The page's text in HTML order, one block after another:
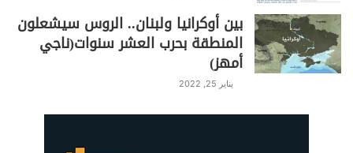
بين أوكرانيا ولبنان.. الروس سيشعلون
المنطقة بحرب العشر سنوات(ناجي
أمهز)
يناير 25, 2022